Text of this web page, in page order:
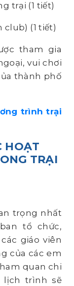
trại (1 tiết)
club) (1 tiết)
tham gia
vui chơi
thành phố
trình trại
HOẠT
TRẠI
trọng nhất
tổ chức,
giáo viên
của các em
quan chi
lịch trình sẽ